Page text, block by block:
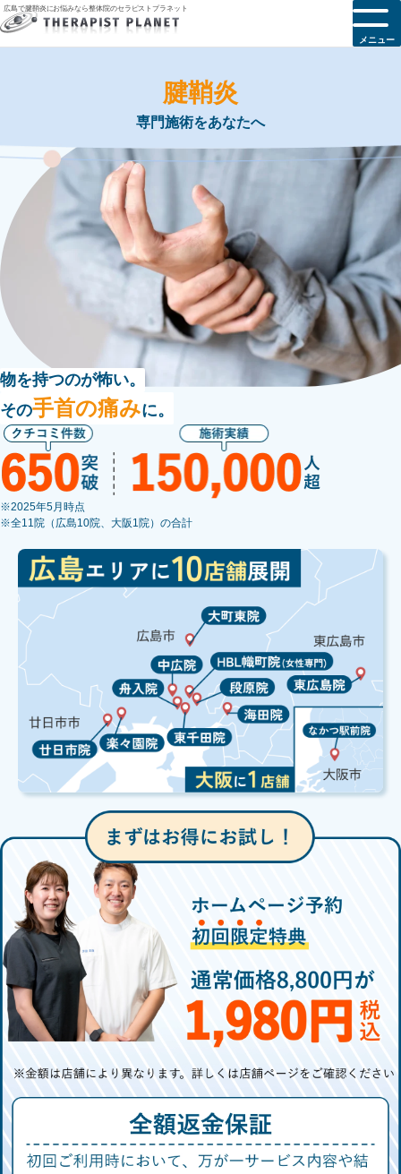
広島で腱鞘炎にお悩みなら整体院のセラピストプラネット
メニュー
腱鞘炎
専門施術をあなたへ
物を持つのが怖い。
その手首の痛みに。
※2025年5月時点
※全11院（広島10院、大阪1院）の合計